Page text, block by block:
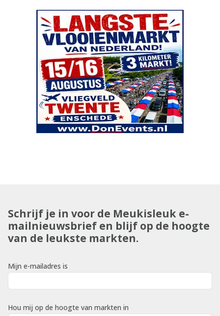
Schrijf je in voor de Meukisleuk e-
mailnieuwsbrief en blijf op de hoogte
van de leukste markten.
Mijn e-mailadres is
Hou mij op de hoogte van markten in